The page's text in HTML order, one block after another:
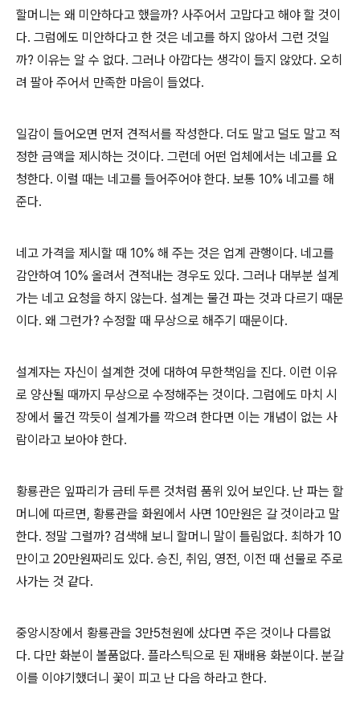
할머니는 왜 미안하다고 했을까? 사주어서 고맙다고 해야 할 것이
다. 그럼에도 미안하다고 한 것은 네고를 하지 않아서 그런 것일
까? 이유는 알 수 없다. 그러나 아깝다는 생각이 들지 않았다. 오히
려 팔아 주어서 만족한 마음이 들었다.
일감이 들어오면 먼저 견적서를 작성한다. 더도 말고 덜도 말고 적
정한 금액을 제시하는 것이다. 그런데 어떤 업체에서는 네고를 요
청한다. 이럴 때는 네고를 들어주어야 한다. 보통 10% 네고를 해
준다.
네고 가격을 제시할 때 10% 해 주는 것은 업계 관행이다. 네고를
감안하여 10% 올려서 견적내는 경우도 있다. 그러나 대부분 설계
가는 네고 요청을 하지 않는다. 설계는 물건 파는 것과 다르기 때문
이다. 왜 그런가? 수정할 때 무상으로 해주기 때문이다.
설계자는 자신이 설계한 것에 대하여 무한책임을 진다. 이런 이유
로 양산될 때까지 무상으로 수정해주는 것이다. 그럼에도 마치 시
장에서 물건 깍듯이 설계가를 깍으려 한다면 이는 개념이 없는 사
람이라고 보아야 한다.
황룡관은 잎파리가 금테 두른 것처럼 품위 있어 보인다. 난 파는 할
머니에 따르면, 황룡관을 화원에서 사면 10만원은 갈 것이라고 말
한다. 정말 그럴까? 검색해 보니 할머니 말이 틀림없다. 최하가 10
만이고 20만원짜리도 있다. 승진, 취임, 영전, 이전 때 선물로 주로
사가는 것 같다.
중앙시장에서 황룡관을 3만5천원에 샀다면 주은 것이나 다름없
다. 다만 화분이 볼품없다. 플라스틱으로 된 재배용 화분이다. 분갈
이를 이야기했더니 꽃이 피고 난 다음 하라고 한다.